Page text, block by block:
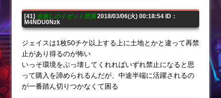
[41] 名無しのイゼット団員2018/03/06(火) 00:18:54 ID：
M4NDU0Nzk
ジェイスは1枚50チケ以上する上に土地とかと違って再禁
止があり得るのが怖い
いっそ環境をぶっ壊してくれればいずれ禁止になると思
って購入を諦められるんだが、中途半端に活躍されるの
が一番踏ん切りつかなくて困る